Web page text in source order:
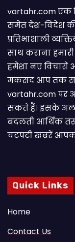
vartahr.com एक
समेत देश-विदेश की
प्रतिभाशाली
साथ कराना
हमेशा नए विचारों
मकसद आप तक
vartahr.com पर
सकते हैं। इसके
बदलती आर्थिक
चटपटी खबरें
Quick Links
Home
Contact Us